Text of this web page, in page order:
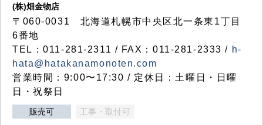
(株)畑金物店
〒060-0031 北海道札幌市中央区北一条東1丁目
6番地
TEL：011-281-2311 / FAX：011-281-2333 / h-
hata@hatakanamonoten.com
営業時間：9:00〜17:30 / 定休日：土曜日・日曜
日・祝祭日
販売可 工事・取付可